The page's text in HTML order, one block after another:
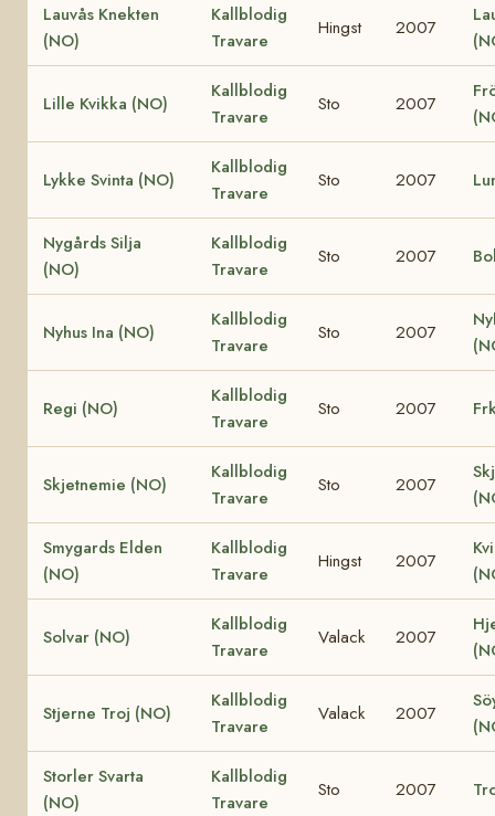
Lauvås Knekten
(NO)
Kallblodig
Travare
Hingst 2007
Lille Kvikka (NO)
Kallblodig
Travare
Sto 2007
Lykke Svinta (NO)
Kallblodig
Travare
Sto 2007
Nygårds Silja
(NO)
Kallblodig
Travare
Sto 2007
Nyhus Ina (NO)
Kallblodig
Travare
Sto 2007
Regi (NO)
Kallblodig
Travare
Sto 2007
Skjetnemie (NO)
Kallblodig
Travare
Sto 2007
Smygards Elden
(NO)
Kallblodig
Travare
Hingst 2007
Solvar (NO)
Kallblodig
Travare
Valack 2007
Stjerne Troj (NO)
Kallblodig
Travare
Valack 2007
Storler Svarta
(NO)
Kallblodig
Travare
Sto 2007